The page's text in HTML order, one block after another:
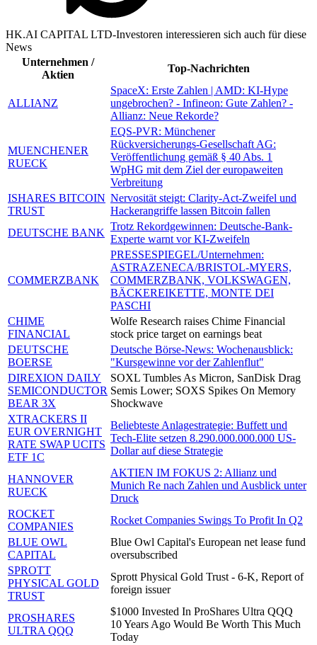
HK.AI CAPITAL LTD-Investoren interessieren sich auch für diese
News
Unternehmen /
Aktien
Top-Nachrichten
ALLIANZ
SpaceX: Erste Zahlen | AMD: KI-Hype
ungebrochen? - Infineon: Gute Zahlen? -
Allianz: Neue Rekorde?
MUENCHENER
RUECK
EQS-PVR: Münchener
Rückversicherungs-Gesellschaft AG:
Veröffentlichung gemäß § 40 Abs. 1
WpHG mit dem Ziel der europaweiten
Verbreitung
ISHARES BITCOIN
TRUST
Nervosität steigt: Clarity-Act-Zweifel und
Hackerangriffe lassen Bitcoin fallen
DEUTSCHE BANK
Trotz Rekordgewinnen: Deutsche-Bank-
Experte warnt vor KI-Zweifeln
COMMERZBANK
PRESSESPIEGEL/Unternehmen:
ASTRAZENECA/BRISTOL-MYERS,
COMMERZBANK, VOLKSWAGEN,
BÄCKEREIKETTE, MONTE DEI
PASCHI
CHIME
FINANCIAL
Wolfe Research raises Chime Financial
stock price target on earnings beat
DEUTSCHE
BOERSE
Deutsche Börse-News: Wochenausblick:
"Kursgewinne vor der Zahlenflut"
DIREXION DAILY
SEMICONDUCTOR
BEAR 3X
SOXL Tumbles As Micron, SanDisk Drag
Semis Lower; SOXS Spikes On Memory
Shockwave
XTRACKERS II
EUR OVERNIGHT
RATE SWAP UCITS
ETF 1C
Beliebteste Anlagestrategie: Buffett und
Tech-Elite setzen 8.290.000.000.000 US-
Dollar auf diese Strategie
HANNOVER
RUECK
AKTIEN IM FOKUS 2: Allianz und
Munich Re nach Zahlen und Ausblick unter
Druck
ROCKET
COMPANIES
Rocket Companies Swings To Profit In Q2
BLUE OWL
CAPITAL
Blue Owl Capital's European net lease fund
oversubscribed
SPROTT
PHYSICAL GOLD
TRUST
Sprott Physical Gold Trust - 6-K, Report of
foreign issuer
PROSHARES
ULTRA QQQ
$1000 Invested In ProShares Ultra QQQ
10 Years Ago Would Be Worth This Much
Today